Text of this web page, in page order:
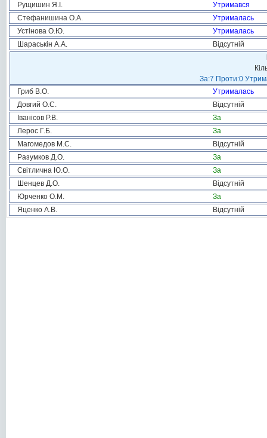
Рущишин Я.І.
Утримався
Стефанишина О.А.
Утрималась
Устінова О.Ю.
Утрималась
Шараськін А.А.
Відсутній
За:7 Проти:0
Гриб В.О.
Утрималась
Довгий О.С.
Відсутній
Іванісов Р.В.
За
Лерос Г.Б.
За
Магомедов М.С.
Відсутній
Разумков Д.О.
За
Світлична Ю.О.
За
Шенцев Д.О.
Відсутній
Юрченко О.М.
За
Яценко А.В.
Відсутній